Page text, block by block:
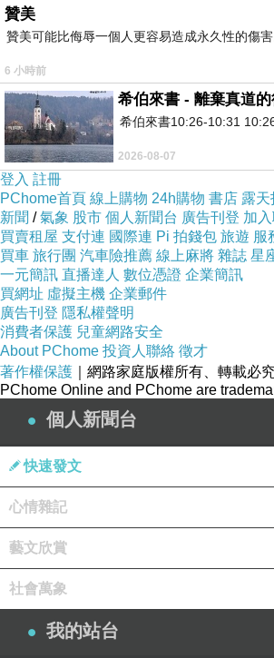
贊美
贊美可能比侮辱一個人更容易造成永久性的傷害
6 小時前
希伯來書 - 離棄真道
希伯來書10:26-10:31
2026-08-07
登入 註冊
PChome首頁 線上購物 24h購物 書店 露天
新聞 /氣象 股市 個人新聞台 廣告刊登 加
買賣租屋 支付連 國際連 Pi 拍錢包 旅遊 服
買車 旅行團 汽車險推薦 線上麻將 雜誌 星
一元簡訊 直播達人 數位憑證 企業簡訊
買網址 虛擬主機 企業郵件
廣告刊登 隱私權聲明
消費者保護 兒童網路安全
About PChome 投資人聯絡 徵才
著作權保護 ｜網路家庭版權所有、轉載必究
PChome Online and PChome are
個人新聞台
快速發文
心情雜記
藝文欣賞
社會萬象
我的站台